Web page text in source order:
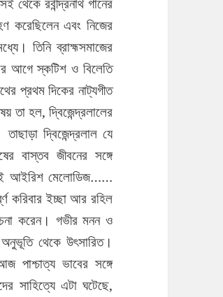
করেছিলেন এবং নিজের
তিনি ব্রাহ্মসমাজের
আগে স্কটিশ ও বিলেতি
প্রথম দিকের নাট্যগীত
তা হল, দ্বিজেন্দ্রলালের
দ্বিজেন্দ্রলাল যে
বাস্তব জীবনের সঙ্গে
আইরিশ মেলোডিজ……
করিবার ইচ্ছা আর রহিল
করেন। গভীর মনন ও
থেকে উৎসারিত।
ভাবের সঙ্গে
সাহিত্যে এটা ঘটেছে,